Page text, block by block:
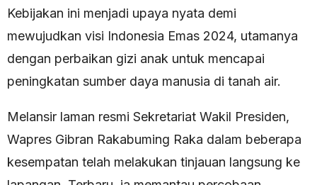
Kebijakan ini menjadi upaya nyata demi
mewujudkan visi Indonesia Emas 2024, utamanya
dengan perbaikan gizi anak untuk mencapai
peningkatan sumber daya manusia di tanah air.
Melansir laman resmi Sekretariat Wakil Presiden,
Wapres Gibran Rakabuming Raka dalam beberapa
kesempatan telah melakukan tinjauan langsung ke